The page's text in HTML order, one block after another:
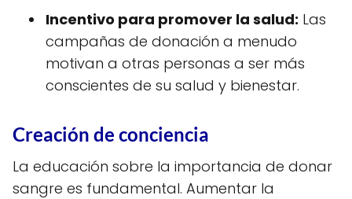
Incentivo para promover la salud: Las
campañas de donación a menudo
motivan a otras personas a ser más
conscientes de su salud y bienestar.
Creación de conciencia
La educación sobre la importancia de donar
sangre es fundamental. Aumentar la